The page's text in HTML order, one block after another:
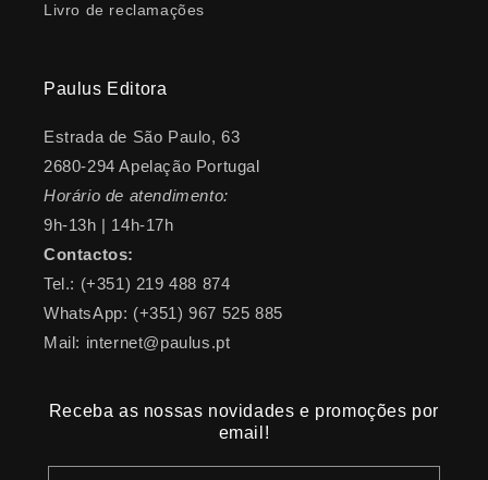
Livro de reclamações
Paulus Editora
Estrada de São Paulo, 63
2680-294 Apelação Portugal
Horário de atendimento:
9h-13h | 14h-17h
Contactos:
Tel.: (+351) 219 488 874
WhatsApp: (+351) 967 525 885
Mail: internet@paulus.pt
Receba as nossas novidades e promoções por
email!